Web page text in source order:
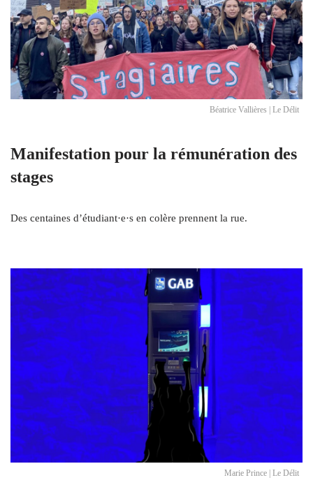
Béatrice Vallières | Le Délit
Manifestation pour la rémunération des
stages
Des centaines d’étudiant·e·s en colère prennent la rue.
Marie Prince | Le Délit